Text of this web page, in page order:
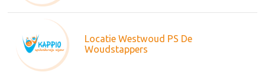
Locatie Westwoud PS De
Woudstappers